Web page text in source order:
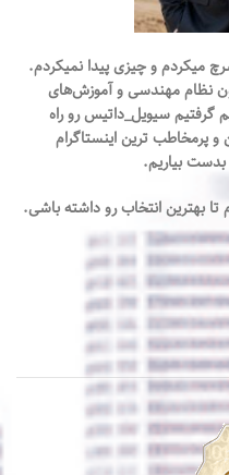
سرچ میکردم و چیزی پیدا نمیکردم.
نظام مهندسی و آموزش‌های
گرفتيم سیویل_داتیس رو راه
قدیمی ترين و پرمخاطب ترین اینستاگرام
بیاریم.